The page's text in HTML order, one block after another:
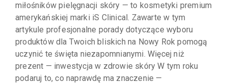
miłośników pielęgnacji skóry — to kosmetyki premium
amerykańskiej marki iS Clinical. Zawarte w tym
artykule profesjonalne porady dotyczące wyboru
produktów dla Twoich bliskich na Nowy Rok pomogą
uczynić te święta niezapomnianymi. Więcej niż
prezent — inwestycja w zdrowie skóry W tym roku
podaruj to, co naprawdę ma znaczenie —